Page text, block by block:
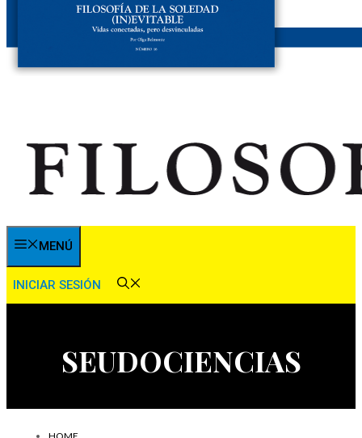
MENÚ
INICIAR SESIÓN
SEUDOCIENCIAS